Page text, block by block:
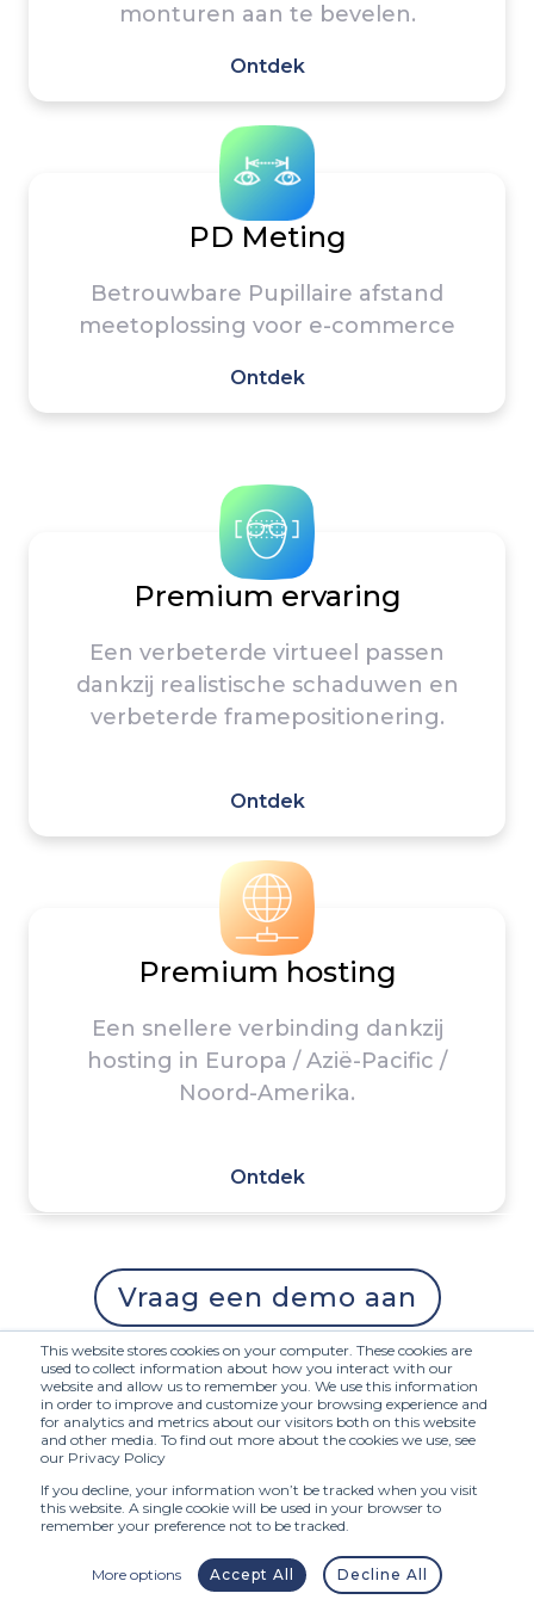
This website stores cookies on your computer. These cookies are
used to collect information about how you interact with our
website and allow us to remember you. We use this information
in order to improve and customize your browsing experience and
for analytics and metrics about our visitors both on this website
and other media. To find out more about the cookies we use, see
our Privacy Policy
If you decline, your information won’t be tracked when you visit
this website. A single cookie will be used in your browser to
remember your preference not to be tracked.
More options Accept All Decline All
monturen aan te bevelen.
Ontdek
PD Meting
Betrouwbare Pupillaire afstand
meetoplossing voor e-commerce
Ontdek
Premium ervaring
Een verbeterde virtueel passen
dankzij realistische schaduwen en
verbeterde framepositionering.
Ontdek
Premium hosting
Een snellere verbinding dankzij
hosting in Europa / Azië-Pacific /
Noord-Amerika.
Ontdek
Vraag een demo aan
Wat ze zeggen over
FittingboxVirtueel Passen
voor brillen